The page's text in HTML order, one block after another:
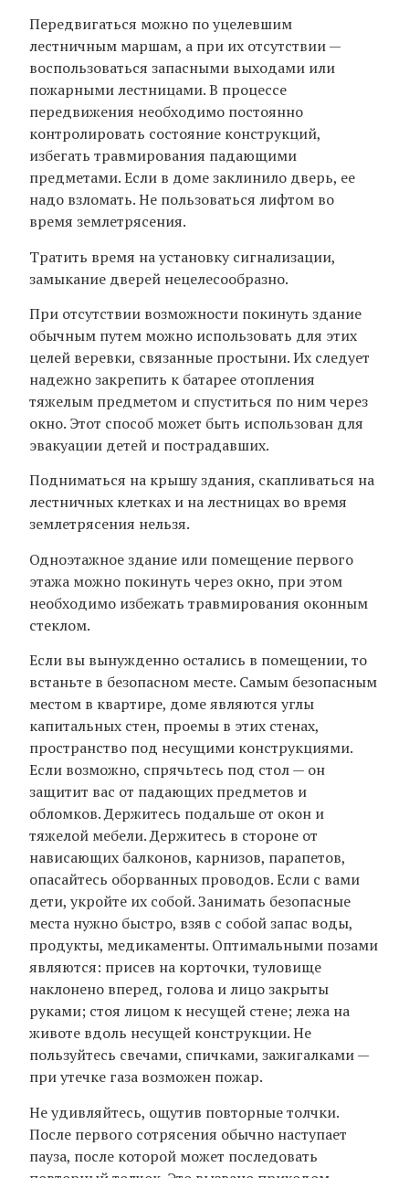
Передвигаться можно по уцелевшим
лестничным маршам, а при их отсутствии —
воспользоваться запасными выходами или
пожарными лестницами. В процессе
передвижения необходимо постоянно
контролировать состояние конструкций,
избегать травмирования падающими
предметами. Если в доме заклинило дверь, ее
надо взломать. Не пользоваться лифтом во
время землетрясения.
Тратить время на установку сигнализации,
замыкание дверей нецелесообразно.
При отсутствии возможности покинуть здание
обычным путем можно использовать для этих
целей веревки, связанные простыни. Их следует
надежно закрепить к батарее отопления
тяжелым предметом и спуститься по ним через
окно. Этот способ может быть использован для
эвакуации детей и пострадавших.
Подниматься на крышу здания, скапливаться на
лестничных клетках и на лестницах во время
землетрясения нельзя.
Одноэтажное здание или помещение первого
этажа можно покинуть через окно, при этом
необходимо избежать травмирования оконным
стеклом.
Если вы вынужденно остались в помещении, то
встаньте в безопасном месте. Самым безопасным
местом в квартире, доме являются углы
капитальных стен, проемы в этих стенах,
пространство под несущими конструкциями.
Если возможно, спрячьтесь под стол — он
защитит вас от падающих предметов и
обломков. Держитесь подальше от окон и
тяжелой мебели. Держитесь в стороне от
нависающих балконов, карнизов, парапетов,
опасайтесь оборванных проводов. Если с вами
дети, укройте их собой. Занимать безопасные
места нужно быстро, взяв с собой запас воды,
продукты, медикаменты. Оптимальными позами
являются: присев на корточки, туловище
наклонено вперед, голова и лицо закрыты
руками; стоя лицом к несущей стене; лежа на
животе вдоль несущей конструкции. Не
пользуйтесь свечами, спичками, зажигалками —
при утечке газа возможен пожар.
Не удивляйтесь, ощутив повторные толчки.
После первого сотрясения обычно наступает
пауза, после которой может последовать